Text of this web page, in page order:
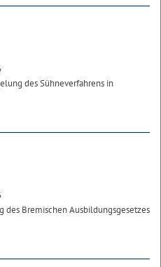
des Sühneverfahrens in
des Bremischen Ausbildungsgesetzes